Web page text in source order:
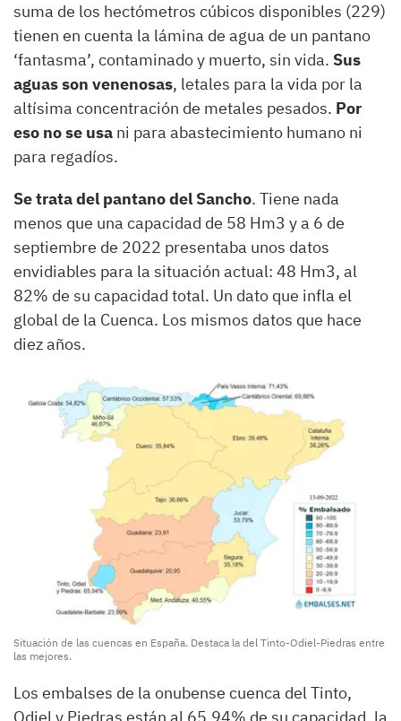
suma de los hectómetros cúbicos disponibles (229)
tienen en cuenta la lámina de agua de un pantano
‘fantasma’, contaminado y muerto, sin vida. Sus
aguas son venenosas, letales para la vida por la
altísima concentración de metales pesados. Por
eso no se usa ni para abastecimiento humano ni
para regadíos.
Se trata del pantano del Sancho. Tiene nada
menos que una capacidad de 58 Hm3 y a 6 de
septiembre de 2022 presentaba unos datos
envidiables para la situación actual: 48 Hm3, al
82% de su capacidad total. Un dato que infla el
global de la Cuenca. Los mismos datos que hace
diez años.
Situación de las cuencas en España. Destaca la del Tinto-Odiel-Piedras entre
las mejores.
Los embalses de la onubense cuenca del Tinto,